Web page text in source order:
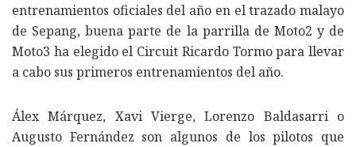
entrenamientos oficiales del año en el trazado malayo
de Sepang, buena parte de la parrilla de Moto2 y de
Moto3 ha elegido el Circuit Ricardo Tormo para llevar
a cabo sus primeros entrenamientos del año.
Álex Márquez, Xavi Vierge, Lorenzo Baldasarri o
Augusto Fernández son algunos de los pilotos que